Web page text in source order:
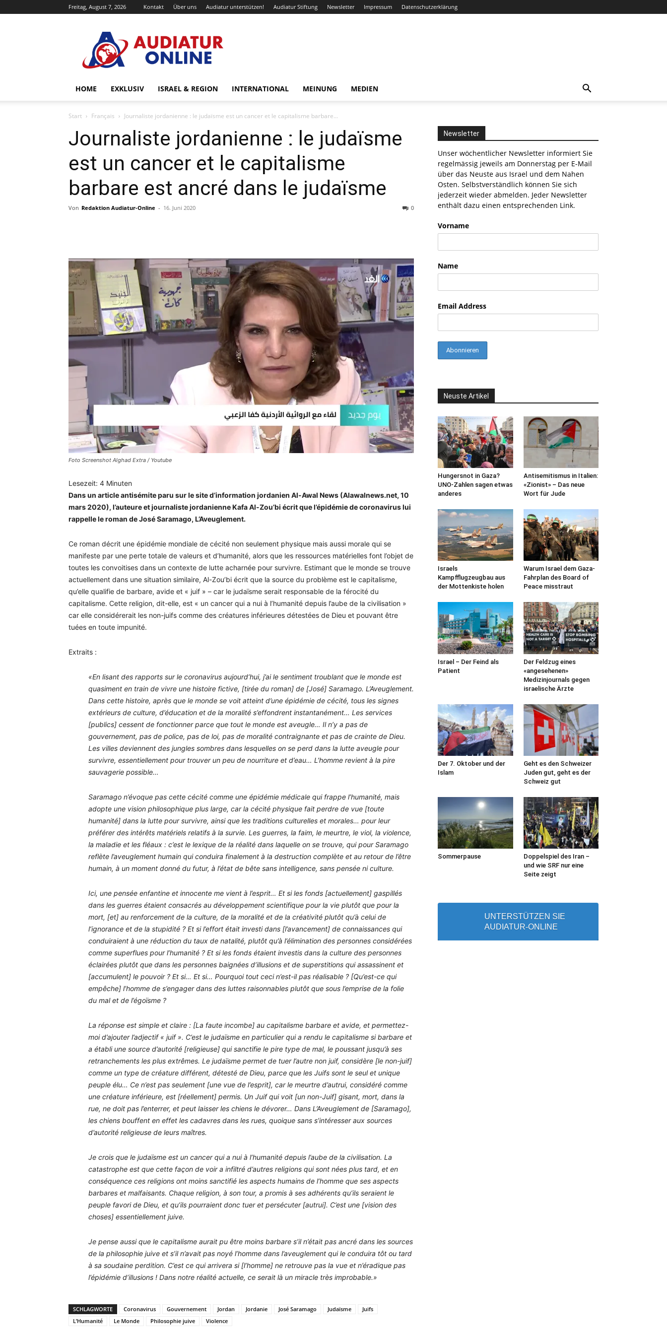
Freitag, August 7, 2026 Kontakt Über uns Audiatur unterstützen! Audiatur Stiftung Newsletter Impressum Datenschutzerklärung
Online
HOME EXKLUSIV ISRAEL & REGION INTERNATIONAL MEINUNG MEDIEN
Start Français Journaliste jordanienne : le judaïsme est un cancer et le capitalisme barbare...
Journaliste jordanienne : le judaïsme
est un cancer et le capitalisme
barbare est ancré dans le judaïsme
Von Redaktion Audiatur-Online - 16. Juni 2020 0
Linkedin
Foto Screenshot Alghad Extra / Youtube
Lesezeit: 4 Minuten
Dans un article antisémite paru sur le site d’information jordanien Al-Awal News (Alawalnews.net, 10
mars 2020), l’auteure et journaliste jordanienne Kafa Al-Zou’bi écrit que l’épidémie de coronavirus lui
rappelle le roman de José Saramago, L’Aveuglement.
Ce roman décrit une épidémie mondiale de cécité non seulement physique mais aussi morale qui se
manifeste par une perte totale de valeurs et d’humanité, alors que les ressources matérielles font l’objet de
toutes les convoitises dans un contexte de lutte acharnée pour survivre. Estimant que le monde se trouve
actuellement dans une situation similaire, Al-Zou’bi écrit que la source du problème est le capitalisme,
qu’elle qualifie de barbare, avide et « juif » – car le judaïsme serait responsable de la férocité du
capitalisme. Cette religion, dit-elle, est « un cancer qui a nui à l’humanité depuis l’aube de la civilisation »
car elle considérerait les non-juifs comme des créatures inférieures détestées de Dieu et pouvant être
tuées en toute impunité.
Extraits :
«En lisant des rapports sur le coronavirus aujourd’hui, j’ai le sentiment troublant que le monde est
quasiment en train de vivre une histoire fictive, [tirée du roman] de [José] Saramago. L’Aveuglement.
Dans cette histoire, après que le monde se voit atteint d’une épidémie de cécité, tous les signes
extérieurs de culture, d’éducation et de la moralité s’effondrent instantanément… Les services
[publics] cessent de fonctionner parce que tout le monde est aveugle… Il n’y a pas de
gouvernement, pas de police, pas de loi, pas de moralité contraignante et pas de crainte de Dieu.
Les villes deviennent des jungles sombres dans lesquelles on se perd dans la lutte aveugle pour
survivre, essentiellement pour trouver un peu de nourriture et d’eau… L’homme revient à la pire
sauvagerie possible…
Saramago n’évoque pas cette cécité comme une épidémie médicale qui frappe l’humanité, mais
adopte une vision philosophique plus large, car la cécité physique fait perdre de vue [toute
humanité] dans la lutte pour survivre, ainsi que les traditions culturelles et morales… pour leur
préférer des intérêts matériels relatifs à la survie. Les guerres, la faim, le meurtre, le viol, la violence,
la maladie et les fléaux : c’est le lexique de la réalité dans laquelle on se trouve, qui pour Saramago
reflète l’aveuglement humain qui conduira finalement à la destruction complète et au retour de l’être
humain, à un moment donné du futur, à l’état de bête sans intelligence, sans pensée ni culture.
Ici, une pensée enfantine et innocente me vient à l’esprit… Et si les fonds [actuellement] gaspillés
dans les guerres étaient consacrés au développement scientifique pour la vie plutôt que pour la
mort, [et] au renforcement de la culture, de la moralité et de la créativité plutôt qu’à celui de
l’ignorance et de la stupidité ? Et si l’effort était investi dans [l’avancement] de connaissances qui
conduiraient à une réduction du taux de natalité, plutôt qu’à l’élimination des personnes considérées
comme superflues pour l’humanité ? Et si les fonds étaient investis dans la culture des personnes
éclairées plutôt que dans les personnes baignées d’illusions et de superstitions qui assassinent et
[accumulent] le pouvoir ? Et si… Et si… Pourquoi tout ceci n’est-il pas réalisable ? [Qu’est-ce qui
empêche] l’homme de s’engager dans des luttes raisonnables plutôt que sous l’emprise de la folie
du mal et de l’égoïsme ?
La réponse est simple et claire : [La faute incombe] au capitalisme barbare et avide, et permettez-
moi d’ajouter l’adjectif « juif ». C’est le judaïsme en particulier qui a rendu le capitalisme si barbare et
a établi une source d’autorité [religieuse] qui sanctifie le pire type de mal, le poussant jusqu’à ses
retranchements les plus extrêmes. Le judaïsme permet de tuer l’autre non juif, considère [le non-juif]
comme un type de créature différent, détesté de Dieu, parce que les Juifs sont le seul et unique
peuple élu… Ce n’est pas seulement [une vue de l’esprit], car le meurtre d’autrui, considéré comme
une créature inférieure, est [réellement] permis. Un Juif qui voit [un non-Juif] gisant, mort, dans la
rue, ne doit pas l’enterrer, et peut laisser les chiens le dévorer… Dans L’Aveuglement de [Saramago],
les chiens bouffent en effet les cadavres dans les rues, quoique sans s’intéresser aux sources
d’autorité religieuse de leurs maîtres.
Je crois que le judaïsme est un cancer qui a nui à l’humanité depuis l’aube de la civilisation. La
catastrophe est que cette façon de voir a infiltré d’autres religions qui sont nées plus tard, et en
conséquence ces religions ont moins sanctifié les aspects humains de l’homme que ses aspects
barbares et malfaisants. Chaque religion, à son tour, a promis à ses adhérents qu’ils seraient le
peuple favori de Dieu, et qu’ils pourraient donc tuer et persécuter [autrui]. C’est une [vision des
choses] essentiellement juive.
Je pense aussi que le capitalisme aurait pu être moins barbare s’il n’était pas ancré dans les sources
de la philosophie juive et s’il n’avait pas noyé l’homme dans l’aveuglement qui le conduira tôt ou tard
à sa soudaine perdition. C’est ce qui arrivera si [l’homme] ne retrouve pas la vue et n’éradique pas
l’épidémie d’illusions ! Dans notre réalité actuelle, ce serait là un miracle très improbable.»
SCHLAGWORTE Coronavirus Gouvernement Jordan Jordanie José Saramago Judaïsme
Juifs
L’Humanité
Le Monde Philosophie juive Violence
Newsletter
Unser wöchentlicher Newsletter informiert Sie
regelmässig jeweils am Donnerstag per E-Mail
über das Neuste aus Israel und dem Nahen
Osten. Selbstverständlich können Sie sich
jederzeit wieder abmelden. Jeder Newsletter
enthält dazu einen entsprechenden Link.
Vorname
Name
Email Address
Neuste Artikel
Hungersnot in Gaza?
UNO-Zahlen sagen etwas
anderes
Antisemitismus in Italien:
«Zionist» – Das neue
Wort für Jude
Israels
Kampfflugzeugbau aus
der Mottenkiste holen
Warum Israel dem Gaza-
Fahrplan des Board of
Peace misstraut
Israel – Der Feind als
Patient
Der Feldzug eines
«angesehenen»
Medizinjournals gegen
israelische Ärzte
Der 7. Oktober und der
Islam
Geht es den Schweizer
Juden gut, geht es der
Schweiz gut
Sommerpause
Doppelspiel des Iran –
und wie SRF nur eine
Seite zeigt
UNTERSTÜTZEN SIE
AUDIATUR-ONLINE